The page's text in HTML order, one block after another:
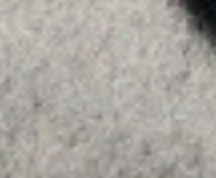
Contactar
SEGUEIX-NOS
Linkedin
Instagram
Youtube